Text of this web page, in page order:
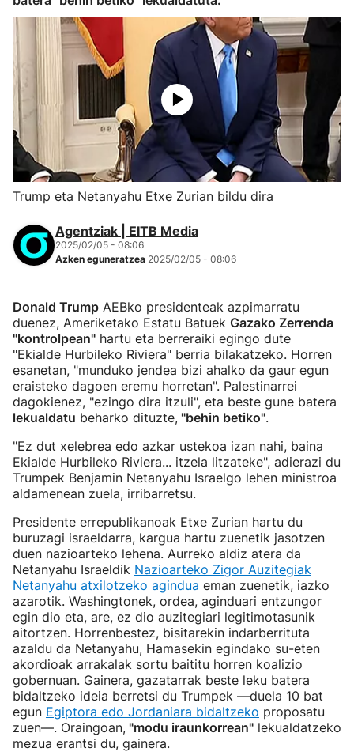
Trump eta Netanyahu Etxe Zurian bildu dira
Agentziak | EITB Media
2025/02/05 - 08:06
Azken eguneratzea 2025/02/05 - 08:06
Donald Trump AEBko presidenteak azpimarratu
duenez, Ameriketako Estatu Batuek Gazako Zerrenda
"kontrolpean" hartu eta berreraiki egingo dute
"Ekialde Hurbileko Riviera" berria bilakatzeko. Horren
esanetan, "munduko jendea bizi ahalko da gaur egun
eraisteko dagoen eremu horretan". Palestinarrei
dagokienez, "ezingo dira itzuli", eta beste gune batera
lekualdatu beharko dituzte, "behin betiko".
"Ez dut xelebrea edo azkar ustekoa izan nahi, baina
Ekialde Hurbileko Riviera... itzela litzateke", adierazi du
Trumpek Benjamin Netanyahu Israelgo lehen ministroa
aldamenean zuela, irribarretsu.
Presidente errepublikanoak Etxe Zurian hartu du
buruzagi israeldarra, kargua hartu zuenetik jasotzen
duen nazioarteko lehena. Aurreko aldiz atera da
Netanyahu Israeldik Nazioarteko Zigor Auzitegiak
Netanyahu atxilotzeko agindua eman zuenetik, iazko
azarotik. Washingtonek, ordea, aginduari entzungor
egin dio eta, are, ez dio auzitegiari legitimotasunik
aitortzen. Horrenbestez, bisitarekin indarberrituta
azaldu da Netanyahu, Hamasekin egindako su-eten
akordioak arrakalak sortu baititu horren koalizio
gobernuan. Gainera, gazatarrak beste leku batera
bidaltzeko ideia berretsi du Trumpek —duela 10 bat
egun Egiptora edo Jordaniara bidaltzeko proposatu
zuen—. Oraingoan, "modu iraunkorrean" lekualdatzeko
mezua erantsi du, gainera.